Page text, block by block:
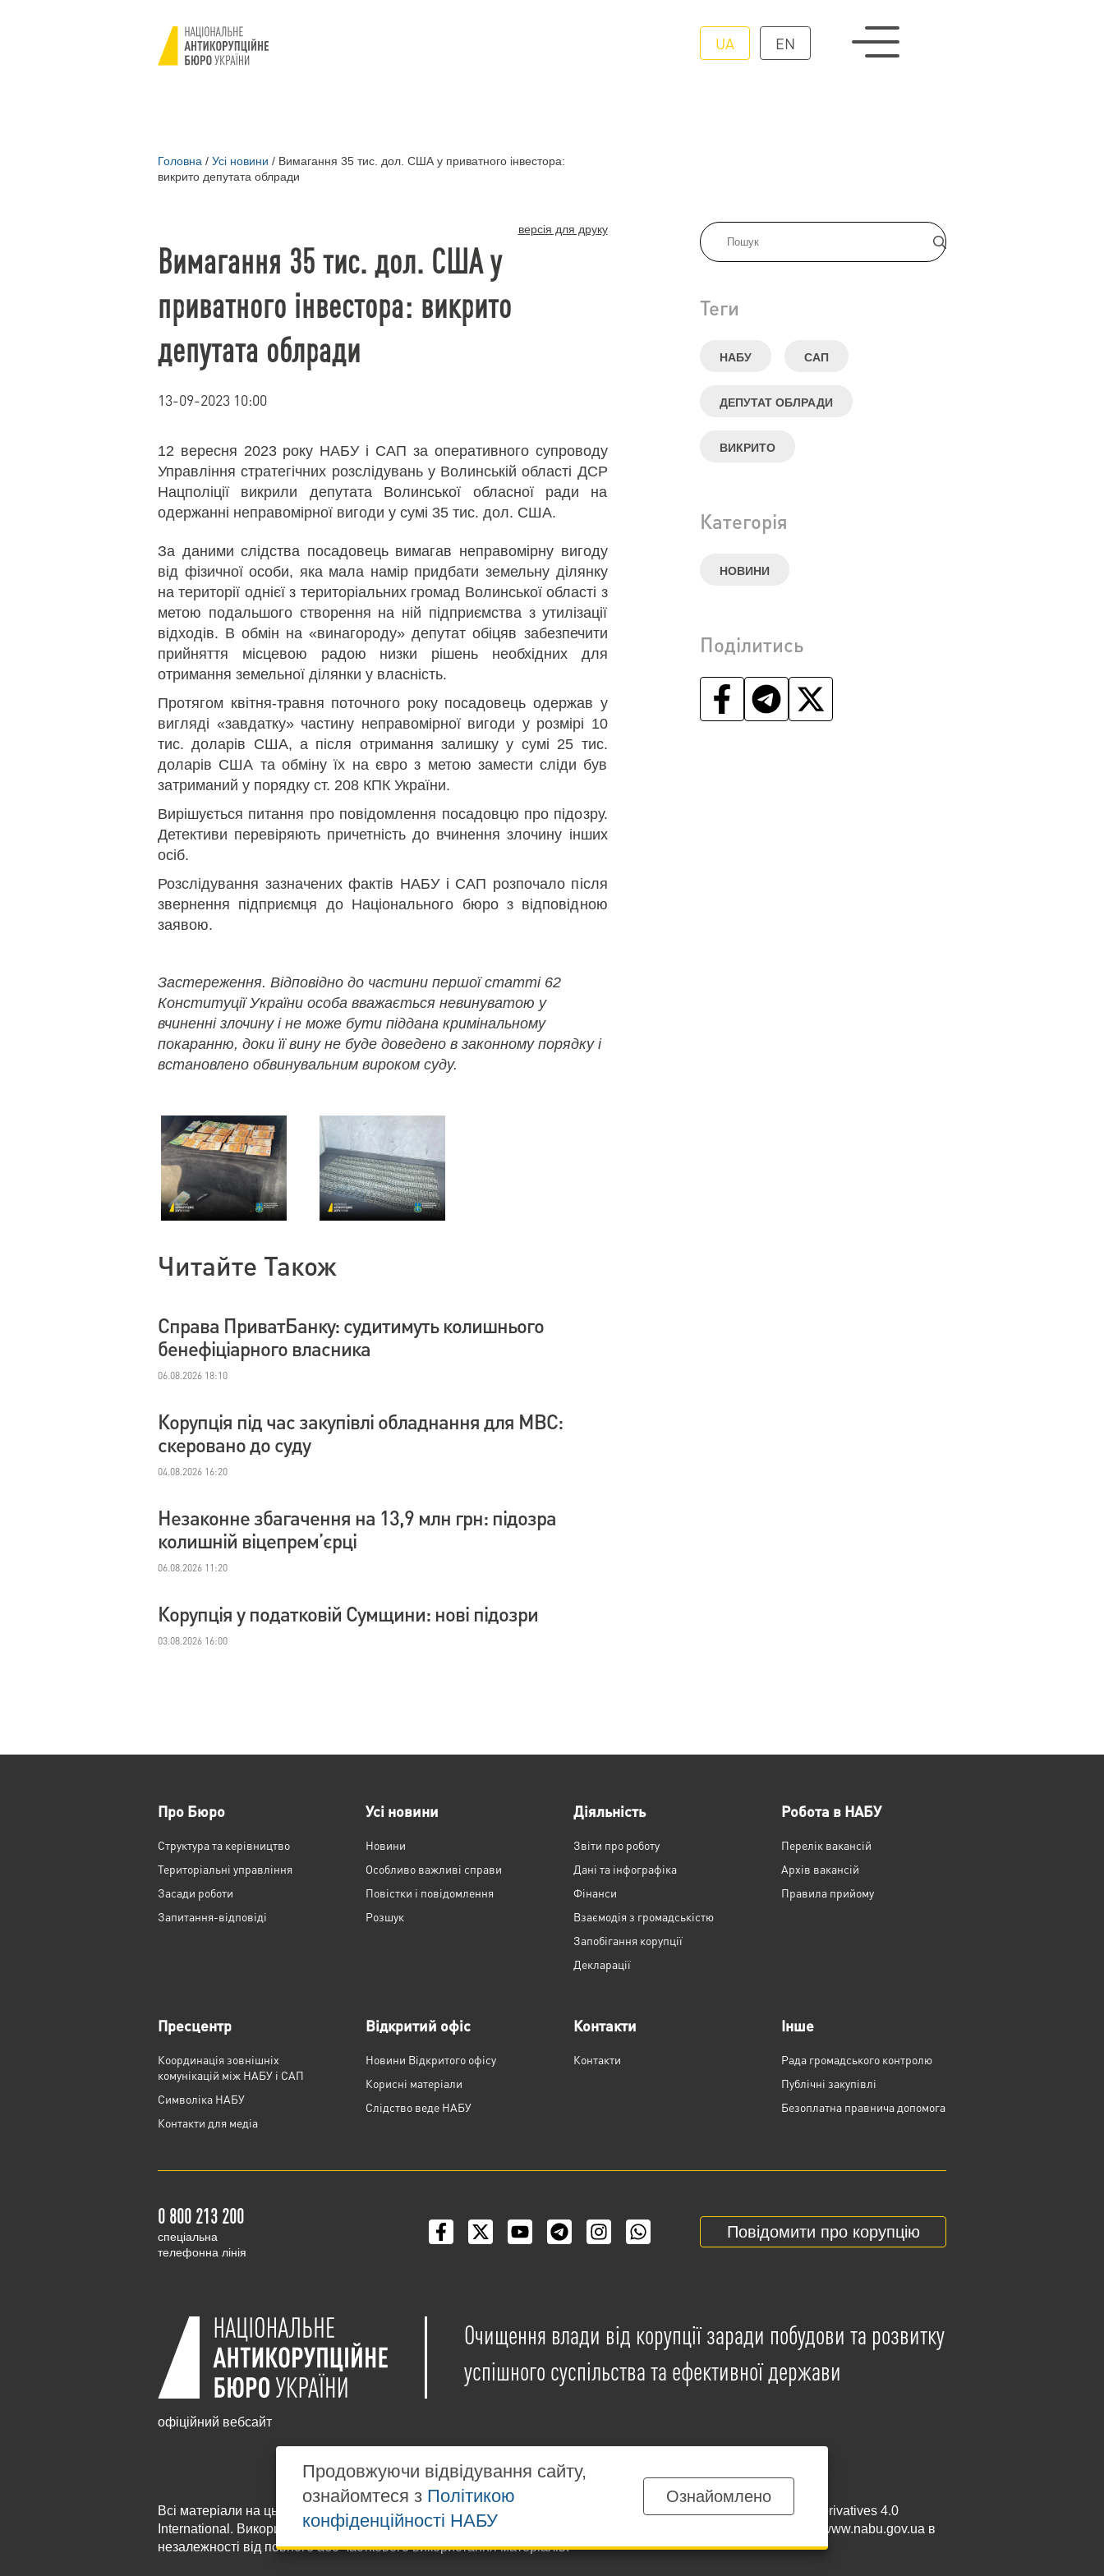
UA EN
Головна / Усі новини / Вимагання 35 тис. дол. США у приватного інвестора:
викрито депутата облради
Теги
НАБУ САП
ДЕПУТАТ ОБЛРАДИ
ВИКРИТО
Категорія
НОВИНИ
Поділитись
версія для друку
Вимагання 35 тис. дол. США у
приватного інвестора: викрито
депутата облради
13-09-2023 10:00
12 вересня 2023 року НАБУ і САП за оперативного супроводу
Управління стратегічних розслідувань у Волинській області ДСР
Нацполіції викрили депутата Волинської обласної ради на
одержанні неправомірної вигоди у сумі 35 тис. дол. США.
За даними слідства посадовець вимагав неправомірну вигоду
від фізичної особи, яка мала намір придбати земельну ділянку
на території однієї з територіальних громад Волинської області з
метою подальшого створення на ній підприємства з утилізації
відходів. В обмін на «винагороду» депутат обіцяв забезпечити
прийняття місцевою радою низки рішень необхідних для
отримання земельної ділянки у власність.
Протягом квітня-травня поточного року посадовець одержав у
вигляді «завдатку» частину неправомірної вигоди у розмірі 10
тис. доларів США, а після отримання залишку у сумі 25 тис.
доларів США та обміну їх на євро з метою замести сліди був
затриманий у порядку ст. 208 КПК України.
Вирішується питання про повідомлення посадовцю про підозру.
Детективи перевіряють причетність до вчинення злочину інших
осіб.
Розслідування зазначених фактів НАБУ і САП розпочало після
звернення підприємця до Національного бюро з відповідною
заявою.
Застереження. Відповідно до частини першої статті 62
Конституції України особа вважається невинуватою у
вчиненні злочину і не може бути піддана кримінальному
покаранню, доки її вину не буде доведено в законному порядку і
встановлено обвинувальним вироком суду.
Читайте Також
Справа ПриватБанку: судитимуть колишнього
бенефіціарного власника
06.08.2026 18:10
Корупція під час закупівлі обладнання для МВС:
скеровано до суду
04.08.2026 16:20
Незаконне збагачення на 13,9 млн грн: підозра
колишній віцепрем’єрці
06.08.2026 11:20
Корупція у податковій Сумщини: нові підозри
03.08.2026 16:00
Про Бюро
Структура та керівництво
Територіальні управління
Засади роботи
Запитання-відповіді
Усі новини
Новини
Особливо важливі справи
Повістки і повідомлення
Розшук
Діяльність
Звіти про роботу
Дані та інфографіка
Фінанси
Взаємодія з громадськістю
Запобігання корупції
Декларації
Робота в НАБУ
Перелік вакансій
Архів вакансій
Правила прийому
Пресцентр
Координація зовнішніх
комунікацій між НАБУ і САП
Cимволіка НАБУ
Контакти для медіа
Відкритий офіс
Новини Відкритого офісу
Корисні матеріали
Слідство веде НАБУ
Контакти
Контакти
Інше
Рада громадського контролю
Публічні закупівлі
Безоплатна правнича допомога
0 800 213 200
cпеціальна
телефонна лінія
Повідомити про корупцію
офіційний вебсайт
Очищення влади від корупції заради побудови та розвитку
успішного суспільства та ефективної держави
Всі матеріали на цьому сайті розміщені на умовах ліцензії
Creative Commons Attribution-NonCommercial-NoDerivatives 4.0
International . Використання будь-яких матеріалів, розміщених на сайті, дозволяється за умови посилання на www.nabu.gov.ua в
незалежності від повного або часткового використання матеріалів.
Продовжуючи відвідування сайту,
ознайомтеся з Політикою
конфіденційності НАБУ
Ознайомлено